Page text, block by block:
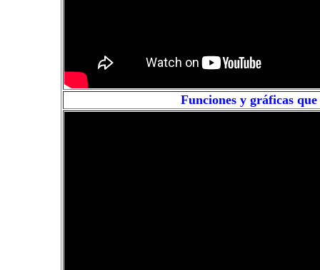
Funciones y gráficas